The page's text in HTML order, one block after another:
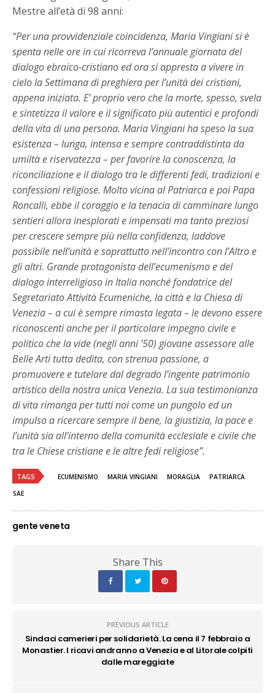
Mestre all’età di 98 anni:
“Per una provvidenziale coincidenza, Maria Vingiani si è
spenta nelle ore in cui ricorreva l’annuale giornata del
dialogo ebraico-cristiano ed ora si appresta a vivere in
cielo la Settimana di preghiera per l’unità dei cristiani,
appena iniziata. E’ proprio vero che la morte, spesso, svela
e sintetizza il valore e il significato più autentici e profondi
della vita di una persona. Maria Vingiani ha speso la sua
esistenza – lunga, intensa e sempre contraddistinta da
umiltà e riservatezza – per favorire la conoscenza, la
riconciliazione e il dialogo tra le differenti fedi, tradizioni e
confessioni religiose. Molto vicina al Patriarca e poi Papa
Roncalli, ebbe il coraggio e la tenacia di camminare lungo
sentieri allora inesplorati e impensati ma tanto preziosi
per crescere sempre più nella confidenza, laddove
possibile nell’unità e soprattutto nell’incontro con l’Altro e
gli altri. Grande protagonista dell’ecumenismo e del
dialogo interreligioso in Italia nonché fondatrice del
Segretariato Attività Ecumeniche, la città e la Chiesa di
Venezia – a cui è sempre rimasta legata – le devono essere
riconoscenti anche per il particolare impegno civile e
politico che la vide (negli anni ’50) giovane assessore alle
Belle Arti tutta dedita, con strenua passione, a
promuovere e tutelare dal degrado l’ingente patrimonio
artistico della nostra unica Venezia. La sua testimonianza
di vita rimanga per tutti noi come un pungolo ed un
impulso a ricercare sempre il bene, la giustizia, la pace e
l’unità sia all’interno della comunità ecclesiale e civile che
tra le Chiese cristiane e le altre fedi religiose”.
TAGS ECUMENISMO MARIA VINGIANI MORAGLIA
PATRIARCA
SAE
gente veneta
Share This
PREVIOUS ARTICLE
Sindaci camerieri per solidarietà. La cena il 7 febbraio a
Monastier. I ricavi andranno a Venezia e al Litorale colpiti
dalle mareggiate